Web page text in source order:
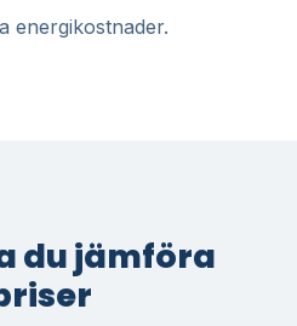
energikostnader.
du jämföra